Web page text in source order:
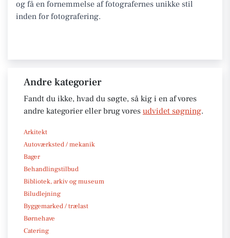
og få en fornemmelse af fotografernes unikke stil
inden for fotografering.
Andre kategorier
Fandt du ikke, hvad du søgte, så kig i en af vores
andre kategorier eller brug vores udvidet søgning.
Arkitekt
Autoværksted / mekanik
Bager
Behandlingstilbud
Bibliotek, arkiv og museum
Biludlejning
Byggemarked / trælast
Børnehave
Catering